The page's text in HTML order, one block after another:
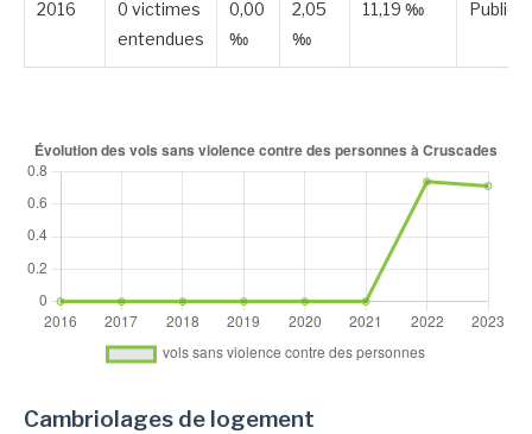
2016
0 victimes
entendues
0,00
‰
2,05
‰
11,19 ‰ Publiée
Cambriolages de logement